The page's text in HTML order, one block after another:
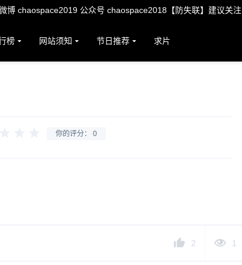
博 chaospace2019 公众号 chaospace2018【防失联】建议关注
榜 网站须知 节日推荐 求片
你的评分： 0
2 1